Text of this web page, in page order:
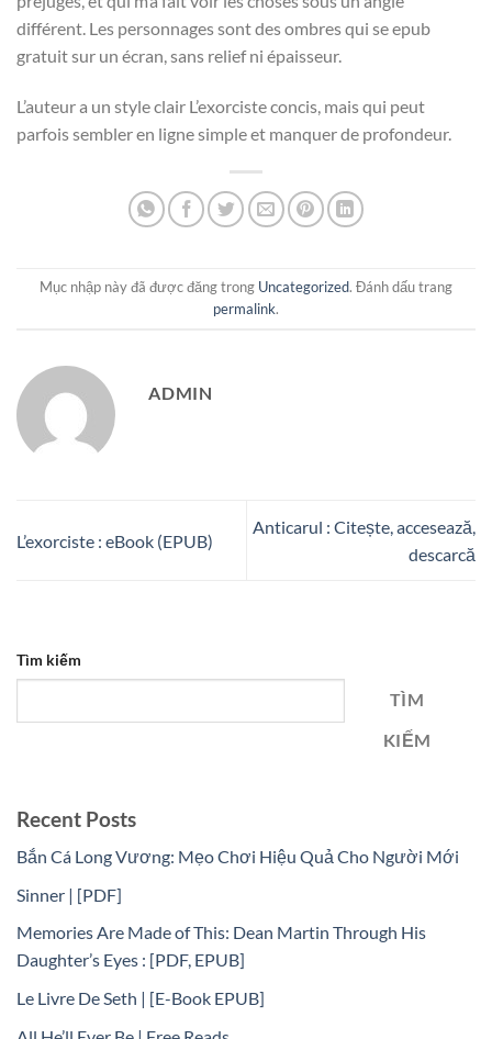
différent. Les personnages sont des ombres qui se epub
gratuit sur un écran, sans relief ni épaisseur.
L’auteur a un style clair L’exorciste concis, mais qui peut
parfois sembler en ligne simple et manquer de profondeur.
Mục nhập này đã được đăng trong Uncategorized. Đánh dấu trang
permalink.
ADMIN
L’exorciste : eBook (EPUB)
Anticarul : Citește, accesează,
descarcă
Tìm kiếm
TÌM
KIẾM
Recent Posts
Bắn Cá Long Vương: Mẹo Chơi Hiệu Quả Cho Người Mới
Sinner | [PDF]
Memories Are Made of This: Dean Martin Through His
Daughter’s Eyes : [PDF, EPUB]
Le Livre De Seth | [E-Book EPUB]